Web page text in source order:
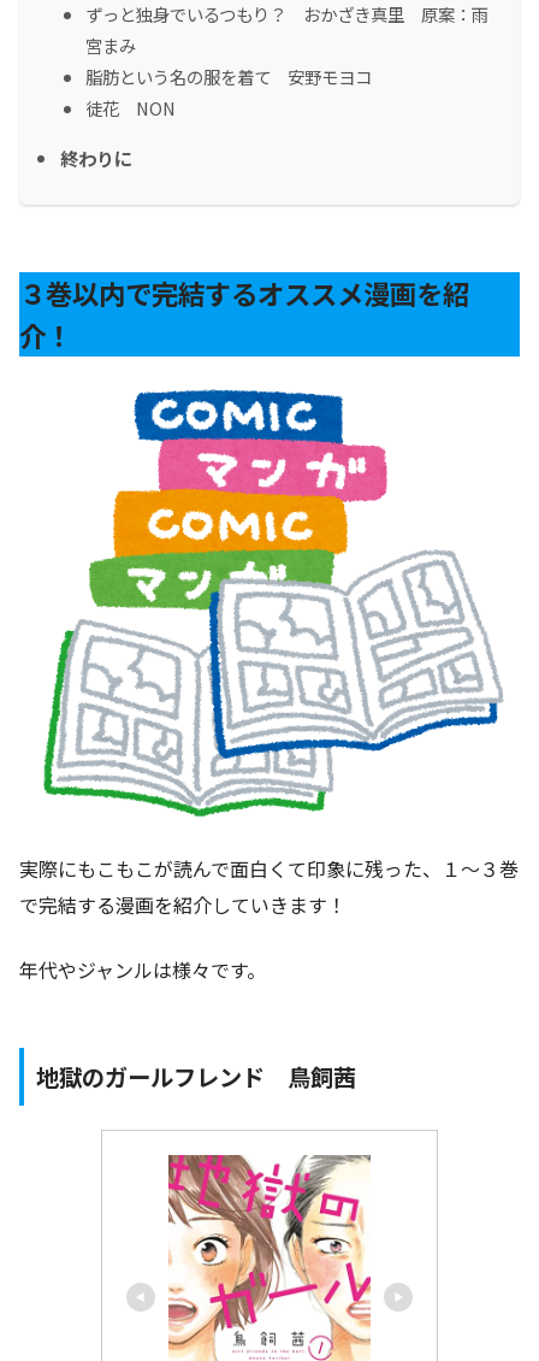
ずっと独身でいるつもり？ おかざき真里 原案：雨
宮まみ
脂肪という名の服を着て 安野モヨコ
徒花 NON
終わりに
３巻以内で完結するオススメ漫画を紹
介！
実際にもこもこが読んで面白くて印象に残った、１〜３巻
で完結する漫画を紹介していきます！
年代やジャンルは様々です。
地獄のガールフレンド 鳥飼茜